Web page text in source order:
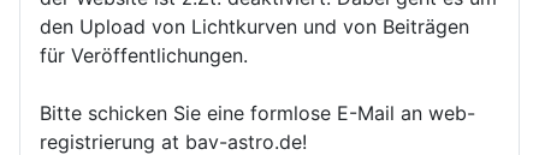
den Upload von Lichtkurven und von Beiträgen
für Veröffentlichungen.
Bitte schicken Sie eine formlose E-Mail an web-
registrierung at bav-astro.de!